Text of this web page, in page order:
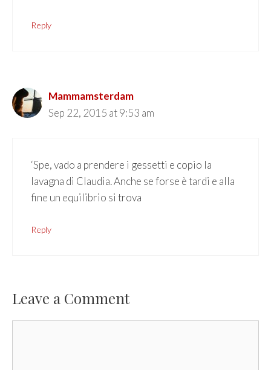
Reply
Mammamsterdam
Sep 22, 2015 at 9:53 am
‘Spe, vado a prendere i gessetti e copio la
lavagna di Claudia. Anche se forse è tardi e alla
fine un equilibrio si trova
Reply
Leave a Comment